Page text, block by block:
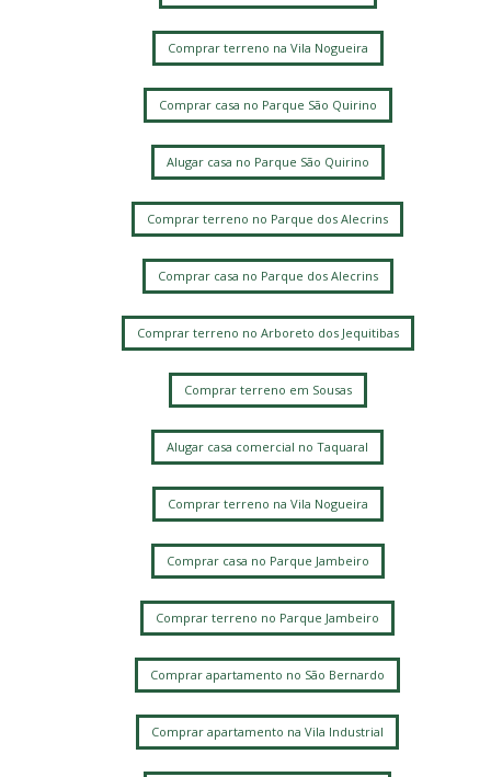
Comprar terreno na Vila Nogueira
Comprar casa no Parque São Quirino
Alugar casa no Parque São Quirino
Comprar terreno no Parque dos Alecrins
Comprar casa no Parque dos Alecrins
Comprar terreno no Arboreto dos Jequitibas
Comprar terreno em Sousas
Alugar casa comercial no Taquaral
Comprar terreno na Vila Nogueira
Comprar casa no Parque Jambeiro
Comprar terreno no Parque Jambeiro
Comprar apartamento no São Bernardo
Comprar apartamento na Vila Industrial